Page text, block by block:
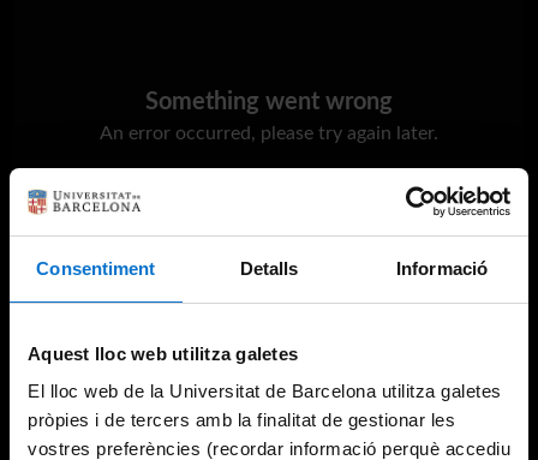
Consentiment Detalls Informació
Aquest lloc web utilitza galetes
El lloc web de la Universitat de Barcelona utilitza galetes
pròpies i de tercers amb la finalitat de gestionar les
vostres preferències (recordar informació perquè accediu
Something went wrong
An error occurred, please try again later.
Try again